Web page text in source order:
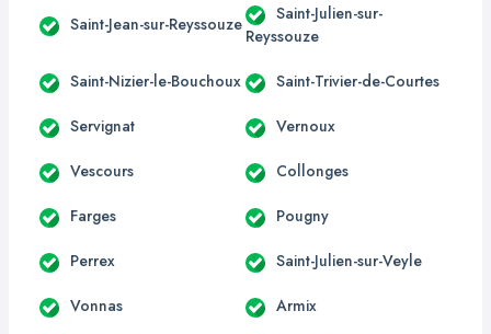
Saint-Jean-sur-Reyssouze
Saint-Julien-sur-
Reyssouze
Saint-Nizier-le-Bouchoux Saint-Trivier-de-Courtes
Servignat Vernoux
Vescours Collonges
Farges Pougny
Perrex Saint-Julien-sur-Veyle
Vonnas Armix